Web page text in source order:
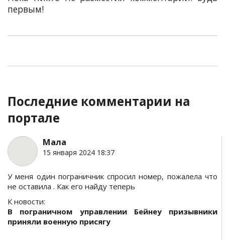
первым!
Последние комментарии на
портале
Мала
15 января 2024 18:37
У меня один пограничник спросил номер, пожалела что
не оставила . Как его найду теперь
К новости:
В пограничном управлении Бейнеу призывники
приняли военную присягу